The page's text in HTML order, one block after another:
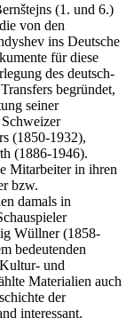
(1. und 6.)
von den
ins Deutsche
für diese
des deutsch-
begründet,
seiner
(1850-1932),
(1886-1946).
Mitarbeiter in ihren
bzw.
damals in
Wüllner (1858-
bedeutenden
und
Materialien auch
der
interessant.